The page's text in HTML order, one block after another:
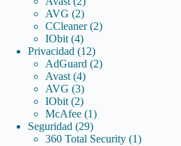
productos
AVG 22
productos
CCleaner 22
IObit 44
productos
Privacidad 1212
productos
AdGuard 22
Avast 44
productos
AVG 33
productos
IObit 22
productos
McAfee 11
producto
Seguridad 2929
productos
360 Total Security 11